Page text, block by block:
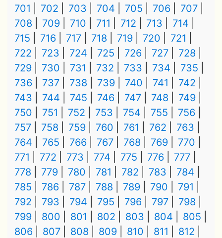
701
702 703 704 705 706
707
708
709 710 711 712 713
714
715
716 717 718 719 720
721
722
723 724 725 726 727
728
729
730 731 732 733 734
735
736
737 738 739 740 741
742
743
744 745 746 747 748
749
750
751 752 753 754 755
756
757
758 759 760 761 762
763
764
765 766 767 768 769
770
771
772 773 774 775 776
777
778
779 780 781 782 783
784
785
786 787 788 789 790
791
792
793 794 795 796 797
798
799
800 801 802 803 804
805
806
807 808 809 810 811
812